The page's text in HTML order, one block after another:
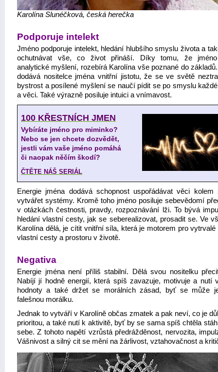
Karolína Slunéčková, česká herečka
Podporuje intelekt
Jméno podporuje intelekt, hledání hlubšího smyslu života a
ochutnávat vše, co život přináší. Díky tomu, že
analytické myšlení, rozebírá Karolína vše poznané do
dodává nositelce jména vnitřní jistotu, že se ve světě
bystrost a posílené myšlení se naučí pídit se po smyslu
a věci. Také výrazně posiluje intuici a vnímavost.
100 KŘESTNÍCH JMEN
Vybíráte jméno pro miminko?
Nebo se jen chcete dozvědět,
jestli vám vaše jméno pomáhá
či naopak něčím škodí?
ČTĚTE NÁŠ SERIÁL
Energie jména dodává schopnost uspořádávat věci kolem
vytvářet systémy. Kromě toho jméno posiluje sebevědomí
v otázkách čestnosti, pravdy, rozpoznávání lži. To bývá
hledání vlastní cesty, jak se seberealizovat, prosadit se. Ve
Karolína dělá, je cítit vnitřní síla, která je motorem pro vytrvalé
vlastní cesty a prostoru v životě.
Negativa
Energie jména není příliš stabilní. Dělá svou nositelku
Nabíjí jí hodně energií, která spíš zavazuje, motivuje a nutí
hodnoty a také držet se morálních zásad, byť se může
falešnou morálku.
Jednak to vytváří v Karolíně občas zmatek a pak neví, co je
prioritou, a také nutí k aktivitě, byť by se sama spíš chtěla
sebe. Z tohoto napětí vzrůstá předrážděnost, nervozita,
Vášnivost a silný cit se mění na žárlivost, vztahovačnost a